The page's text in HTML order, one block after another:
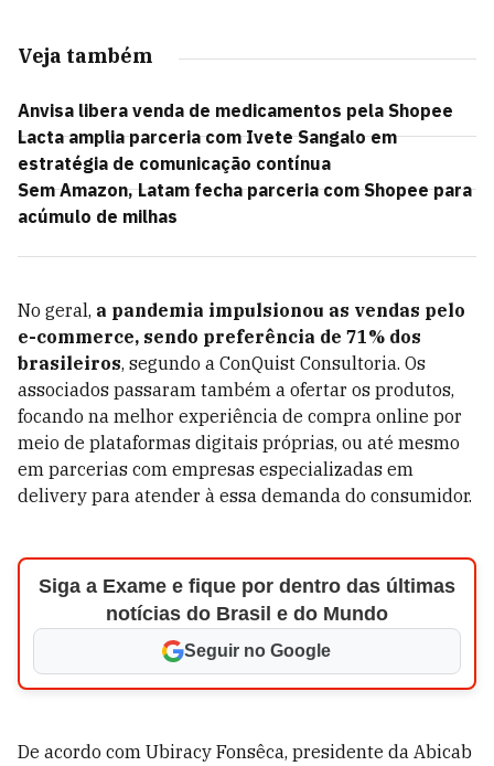
Veja também
Anvisa libera venda de medicamentos pela Shopee
Lacta amplia parceria com Ivete Sangalo em
estratégia de comunicação contínua
Sem Amazon, Latam fecha parceria com Shopee para
acúmulo de milhas
No geral, a pandemia impulsionou as vendas pelo
e-commerce, sendo preferência de 71% dos
brasileiros, segundo a ConQuist Consultoria. Os
associados passaram também a ofertar os produtos,
focando na melhor experiência de compra online por
meio de plataformas digitais próprias, ou até mesmo
em parcerias com empresas especializadas em
delivery para atender à essa demanda do consumidor.
Siga a Exame e fique por dentro das últimas
notícias do Brasil e do Mundo
Seguir no Google
De acordo com Ubiracy Fonsêca, presidente da Abicab